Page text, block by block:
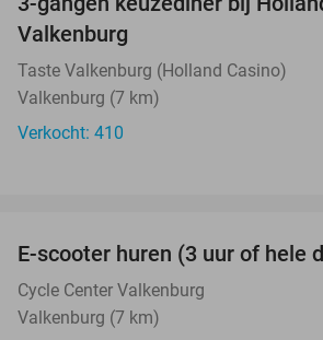
Valkenburg
Taste Valkenburg (Holland Casino)
Valkenburg (7 km)
Verkocht: 410
E-scooter huren (3 uur of hele
Cycle Center Valkenburg
Valkenburg (7 km)